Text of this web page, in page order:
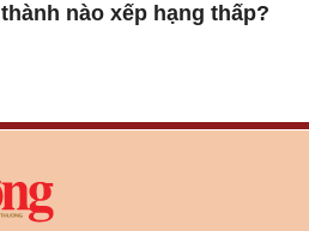
thành nào xếp hạng thấp?